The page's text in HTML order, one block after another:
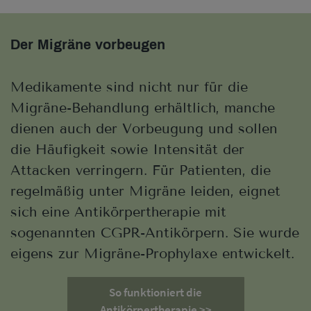
Der Migräne vorbeugen
Medikamente sind nicht nur für die
Migräne-Behandlung erhältlich, manche
dienen auch der Vorbeugung und sollen
die Häufigkeit sowie Intensität der
Attacken verringern. Für Patienten, die
regelmäßig unter Migräne leiden, eignet
sich eine Antikörpertherapie mit
sogenannten CGPR-Antikörpern. Sie wurde
eigens zur Migräne-Prophylaxe entwickelt.
So funktioniert die